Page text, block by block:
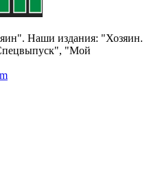
Наши издания: "Хозяин.
"Мой